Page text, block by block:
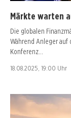
Märkte warten
Die globalen
Während Anleger auf
Konferenz…
18.08.2025, 19:00 Uhr